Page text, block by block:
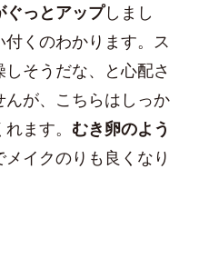
ぐっとアップしまし
くのわかります。ス
そうだな、と心配さ
が、こちらはしっか
ます。 むき卵のよう
イクのりも良くなり